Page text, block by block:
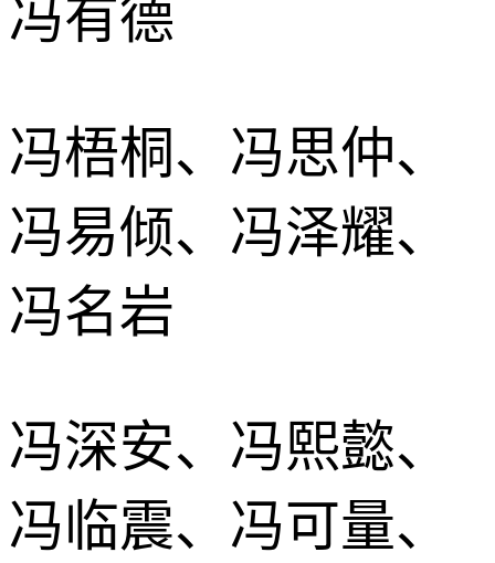
冯有德
冯梧桐、冯思仲、
冯易倾、冯泽耀、
冯名岩
冯深安、冯熙懿、
冯临震、冯可量、